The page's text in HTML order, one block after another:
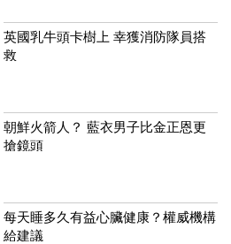
英國乳牛頭卡樹上 幸獲消防隊員搭
救
朝鮮火箭人？ 藍衣男子比金正恩更
搶鏡頭
每天睡多久有益心臟健康？權威機構
給建議